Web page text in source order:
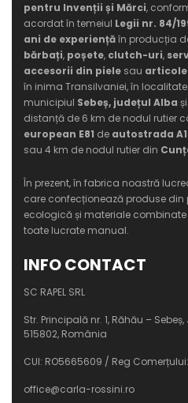
pentru Invenții și Mărci,
acordat în temeiul Legii nr. 84/
ani de experiențăîn producția
bărbați, poșete, clutch-uri,
accesorii din piele sau
în inima Transilvaniei, în
municipiul Sebeș, județul Alba
distanță de 6 km de nodul rutier
european E81 de autostrada A1
sau 4 km de nodul rutier din
În prezent, în fabrica noastră
care confecționează produse din
ecologică și materiale
toate lucrate manual.
INFO CONTACT
SC RAPEL SRL
Str. Principală nr. 1, Răhău –
515802, România
CUI: RO5665609 / Reg
office@carla-rossini.ro